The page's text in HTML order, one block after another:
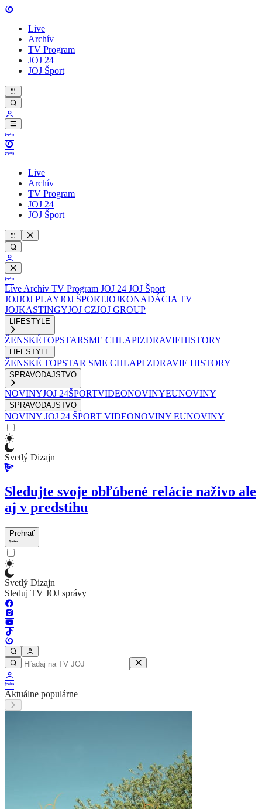
Live
Archív
TV Program
JOJ 24
JOJ Šport
Live
Archív
TV Program
JOJ 24
JOJ Šport
Live Archív TV Program JOJ 24 JOJ Šport
JOJJOJ PLAYJOJ ŠPORTJOJKONADÁCIA TV
JOJKASTINGYJOJ CZJOJ GROUP
LIFESTYLE
ŽENSKÉTOPSTARSME CHLAPIZDRAVIEHISTORY
LIFESTYLE
ŽENSKÉ TOPSTAR SME CHLAPI ZDRAVIE HISTORY
SPRAVODAJSTVO
NOVINYJOJ 24ŠPORTVIDEONOVINYEUNOVINY
SPRAVODAJSTVO
NOVINY JOJ 24 ŠPORT VIDEONOVINY EUNOVINY
Svetlý Dizajn
Sledujte svoje obľúbené relácie naživo ale
aj v predstihu
Prehrať
Svetlý Dizajn
Sleduj TV JOJ správy
Aktuálne populárne